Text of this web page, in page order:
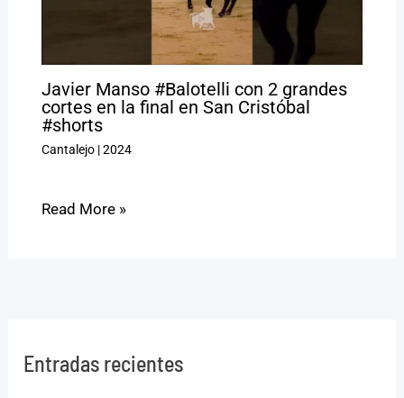
Javier Manso #Balotelli con 2 grandes
cortes en la final en San Cristóbal
#shorts
Cantalejo|2024
Read More »
Entradas recientes